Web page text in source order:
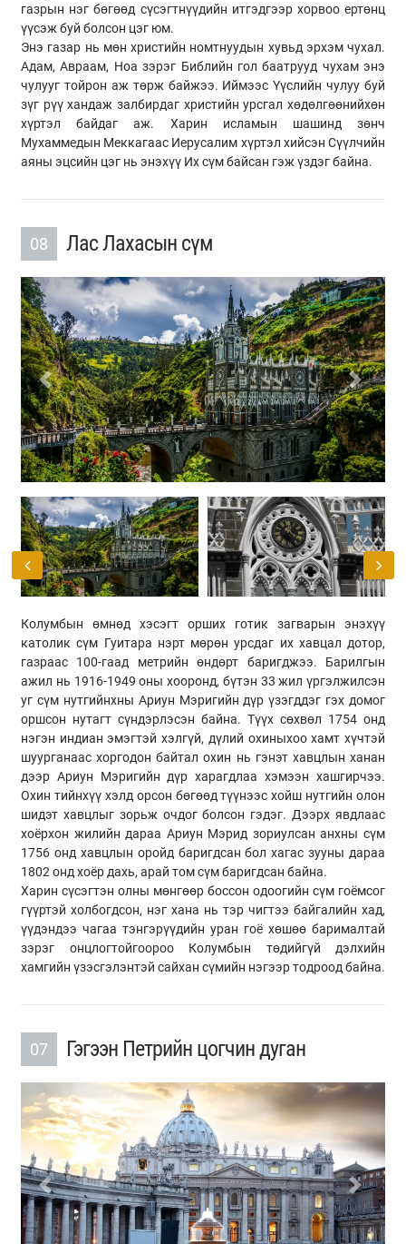
газрын нэг бөгөөд сүсэгтнүүдийн итгэдгээр хорвоо ертөнц
үүсэж буй болсон цэг юм.
Энэ газар нь мөн христийн номтнуудын хувьд эрхэм чухал.
Адам, Авраам, Ноа зэрэг Библийн гол баатрууд чухам энэ
чулууг тойрон аж төрж байжээ. Иймээс Үүслийн чулуу буй
зүг рүү хандаж залбирдаг христийн урсгал хөдөлгөөнийхөн
хүртэл байдаг аж. Харин исламын шашинд зөнч
Мухаммедын Меккагаас Иерусалим хүртэл хийсэн Сүүлчийн
аяны эцсийн цэг нь энэхүү Их сүм байсан гэж үздэг байна.
08 Лас Лахасын сүм
Previous Next
Колумбын өмнөд хэсэгт орших готик загварын энэхүү
католик сүм Гуитара нэрт мөрөн урсдаг их хавцал дотор,
газраас 100-гаад метрийн өндөрт баригджээ. Барилгын
ажил нь 1916-1949 оны хооронд, бүтэн 33 жил үргэлжилсэн
уг сүм нутгийнхны Ариун Мэригийн дүр үзэгддэг гэх домог
оршсон нутагт сүндэрлэсэн байна. Түүх сөхвөл 1754 онд
нэгэн индиан эмэгтэй хэлгүй, дүлий охиныхоо хамт хүчтэй
шуурганаас хоргодон байтал охин нь гэнэт хавцлын ханан
дээр Ариун Мэригийн дүр харагдлаа хэмээн хашгирчээ.
Охин тийнхүү хэлд орсон бөгөөд түүнээс хойш нутгийн олон
шидэт хавцлыг зорьж очдог болсон гэдэг. Дээрх явдлаас
хоёрхон жилийн дараа Ариун Мэрид зориулсан анхны сүм
1756 онд хавцлын оройд баригдсан бол хагас зууны дараа
1802 онд хоёр дахь, арай том сүм баригдсан байна.
Харин сүсэгтэн олны мөнгөөр боссон одоогийн сүм гоёмсог
гүүртэй холбогдсон, нэг хана нь тэр чигтээ байгалийн хад,
үүдэндээ чагаа тэнгэрүүдийн уран гоё хөшөө барималтай
зэрэг онцлогтойгоороо Колумбын төдийгүй дэлхийн
хамгийн үзэсгэлэнтэй сайхан сүмийн нэгээр тодроод байна.
07 Гэгээн Петрийн цогчин дуган
Previous Next